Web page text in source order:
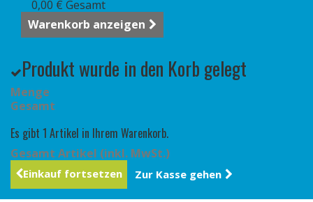
0,00 € Gesamt
Warenkorb anzeigen
Produkt wurde in den Korb gelegt
Menge
Gesamt
Es gibt 1 Artikel in Ihrem Warenkorb.
Gesamt Artikel (inkl. MwSt.)
Einkauf fortsetzen Zur Kasse gehen